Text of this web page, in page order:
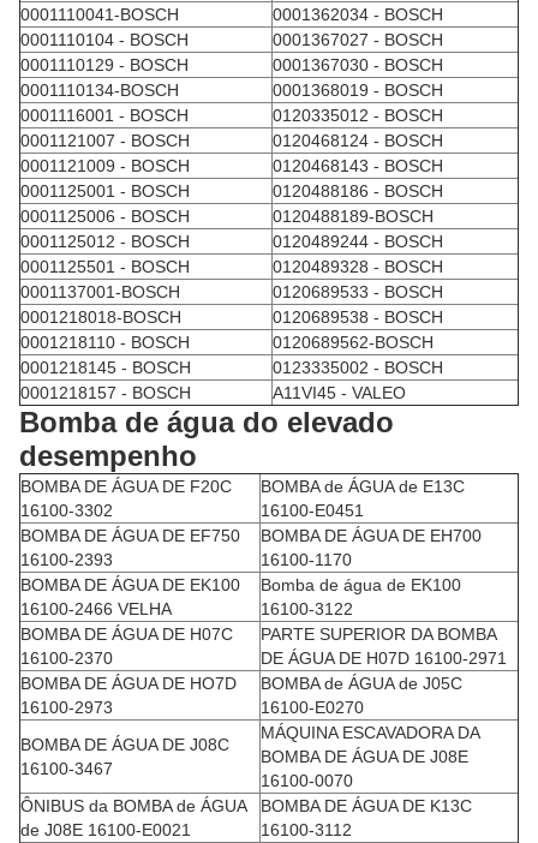
0001110041-BOSCH
0001362034 - BOSCH
0001110104 - BOSCH
0001367027 - BOSCH
0001110129 - BOSCH
0001367030 - BOSCH
0001110134-BOSCH
0001368019 - BOSCH
0001116001 - BOSCH
0120335012 - BOSCH
0001121007 - BOSCH
0120468124 - BOSCH
0001121009 - BOSCH
0120468143 - BOSCH
0001125001 - BOSCH
0120488186 - BOSCH
0001125006 - BOSCH
0120488189-BOSCH
0001125012 - BOSCH
0120489244 - BOSCH
0001125501 - BOSCH
0120489328 - BOSCH
0001137001-BOSCH
0120689533 - BOSCH
0001218018-BOSCH
0120689538 - BOSCH
0001218110 - BOSCH
0120689562-BOSCH
0001218145 - BOSCH
0123335002 - BOSCH
0001218157 - BOSCH
A11VI45 - VALEO
Bomba de água do elevado
desempenho
BOMBA DE ÁGUA DE F20C
16100-3302
BOMBA de ÁGUA de E13C
16100-E0451
BOMBA DE ÁGUA DE EF750
16100-2393
BOMBA DE ÁGUA DE EH700
16100-1170
BOMBA DE ÁGUA DE EK100
16100-2466 VELHA
Bomba de água de EK100
16100-3122
BOMBA DE ÁGUA DE H07C
16100-2370
PARTE SUPERIOR DA BOMBA
DE ÁGUA DE H07D 16100-2971
BOMBA DE ÁGUA DE HO7D
16100-2973
BOMBA de ÁGUA de J05C
16100-E0270
BOMBA DE ÁGUA DE J08C
16100-3467
MÁQUINA ESCAVADORA DA
BOMBA DE ÁGUA DE J08E
16100-0070
ÔNIBUS da BOMBA de ÁGUA
de J08E 16100-E0021
BOMBA DE ÁGUA DE K13C
16100-3112